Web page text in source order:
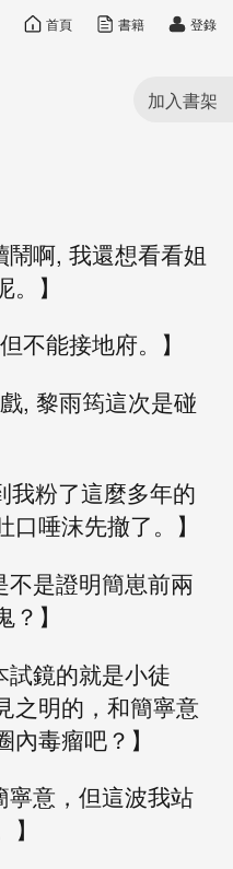
目錄
鬧啊, 我還想看看姐
】
不能接地府。】
, 黎雨筠這次是碰
我粉了這麼多年的
唾沫先撤了。】
不是證明簡崽前兩
】
試鏡的就是小徒
之明的，和簡寧意
毒瘤吧？】
寧意，但這波我站
首頁 書籍 登錄